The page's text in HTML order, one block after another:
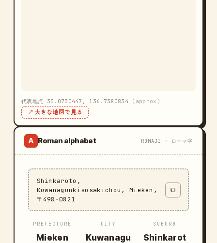
代表地点 35.0730447, 136.7380834 (approx)
↗ 大きな地図で見る
A Roman alphabet ROMAJI · ローマ字
Shinkaroto,
Kuwanagunkisosakichou, Mieken,
〒498-0821
⧉
PREFECTURE
Mieken
CITY
Kuwanagu
SUBURB
Shinkarot